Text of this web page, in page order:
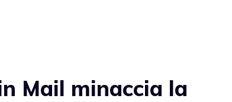
Mail minaccia la